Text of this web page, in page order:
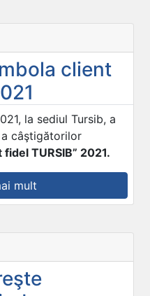
al
de
transport
TURSIB
S.A
în
zilele
de
client
la sediul Tursib, a
câştigătorilor
TURSIB” 2021.
mult
“Tombola
fidel